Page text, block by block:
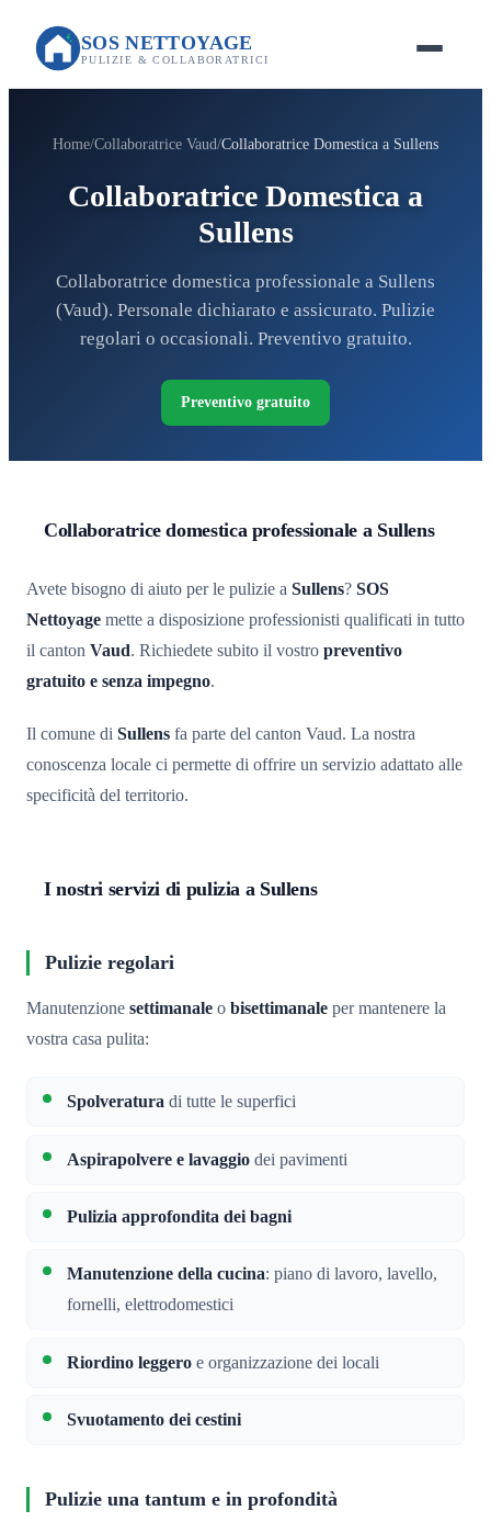
SOS NETTOYAGE
PULIZIE & COLLABORATRICI
Home Collaboratrice Vaud Collaboratrice Domestica a Sullens
Collaboratrice Domestica a
Sullens
Collaboratrice domestica professionale a Sullens
(Vaud). Personale dichiarato e assicurato. Pulizie
regolari o occasionali. Preventivo gratuito.
Preventivo gratuito
Collaboratrice domestica professionale a Sullens
Avete bisogno di aiuto per le pulizie a Sullens? SOS
Nettoyage mette a disposizione professionisti qualificati in tutto
il canton Vaud. Richiedete subito il vostro preventivo
gratuito e senza impegno.
Il comune di Sullens fa parte del canton Vaud. La nostra
conoscenza locale ci permette di offrire un servizio adattato alle
specificità del territorio.
I nostri servizi di pulizia a Sullens
Pulizie regolari
Manutenzione settimanale o bisettimanale per mantenere la
vostra casa pulita:
Spolveratura di tutte le superfici
Aspirapolvere e lavaggio dei pavimenti
Pulizia approfondita dei bagni
Manutenzione della cucina: piano di lavoro, lavello,
fornelli, elettrodomestici
Riordino leggero e organizzazione dei locali
Svuotamento dei cestini
Pulizie una tantum e in profondità